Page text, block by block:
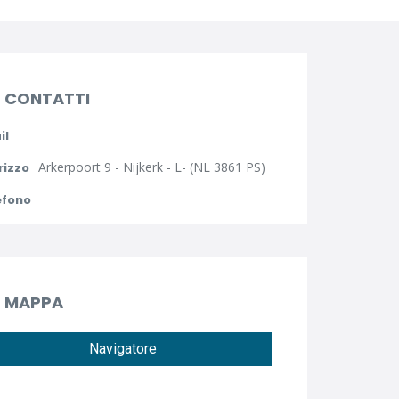
CONTATTI
Arkerpoort 9 - Nijkerk - L- (NL 3861 PS)
MAPPA
Navigatore